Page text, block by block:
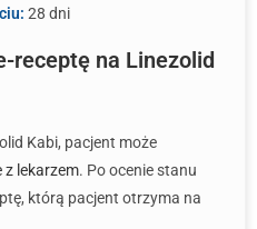
28 dni
receptę na Linezolid
Kabi, pacjent może
z lekarzem. Po ocenie stanu
którą pacjent otrzyma na